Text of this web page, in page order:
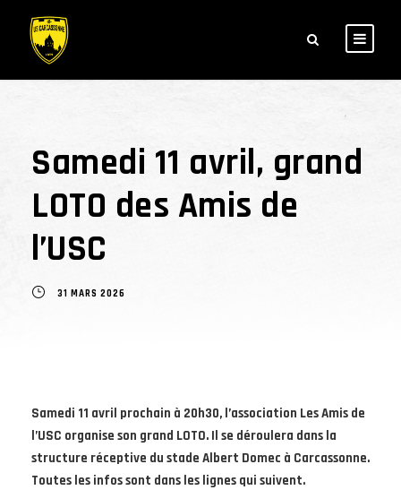
Samedi 11 avril, grand
LOTO des Amis de
l’USC
31 MARS 2026
Samedi 11 avril prochain à 20h30, l’association Les Amis de
l’USC organise son grand LOTO. Il se déroulera dans la
structure réceptive du stade Albert Domec à Carcassonne.
Toutes les infos sont dans les lignes qui suivent.